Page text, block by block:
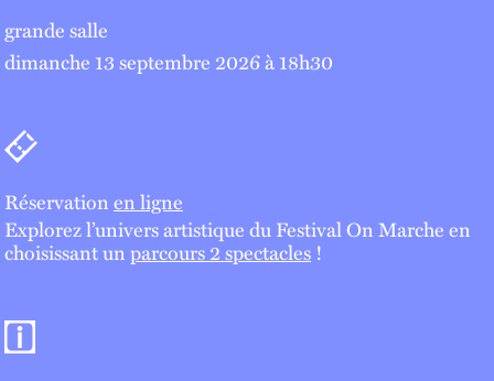
grande salle
dimanche 13 septembre 2026 à 18h30
Billetterie
Réservationen ligne
Explorez l’univers artistique du Festival On Marche en
choisissant unparcours 2 spectacles !
Informations pratiques